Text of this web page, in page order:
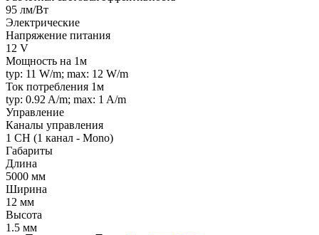
95 лм/Вт
Электрические
Напряжение питания
12 V
Мощность на 1м
typ: 11 W/m; max: 12 W/m
Ток потребления 1м
typ: 0.92 A/m; max: 1 A/m
Управление
Каналы управления
1 CH (1 канал - Mono)
Габариты
Длина
5000 мм
Ширина
12 мм
Высота
1.5 мм